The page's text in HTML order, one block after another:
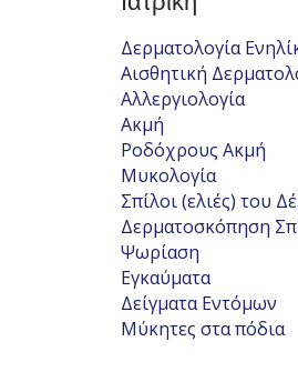
Δερματολογία
Αισθητική
Αλλεργιολογία
Ακμή
Ροδόχρους Ακμή
Μυκολογία
Σπίλοι (ελιές) του
Δερματοσκόπηση
Ψωρίαση
Εγκαύματα
Δείγματα Εντόμων
Μύκητες στα πόδια